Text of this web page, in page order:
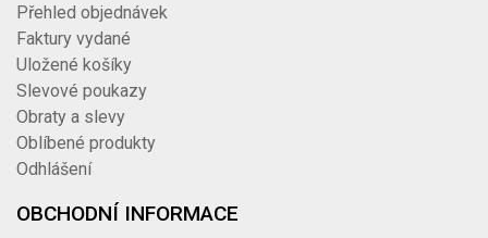
Přehled objednávek
Faktury vydané
Uložené košíky
Slevové poukazy
Obraty a slevy
Oblíbené produkty
Odhlášení
OBCHODNÍ INFORMACE